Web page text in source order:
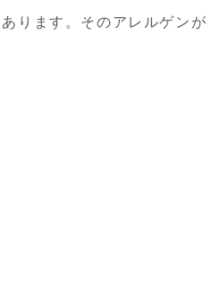
ります。そのアレルゲンが